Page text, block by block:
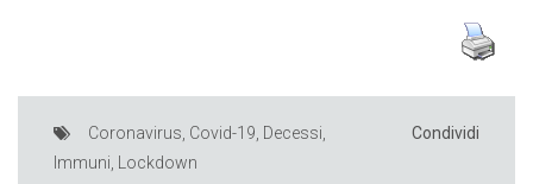
Coronavirus, Covid-19, Decessi,
Immuni, Lockdown
Condividi